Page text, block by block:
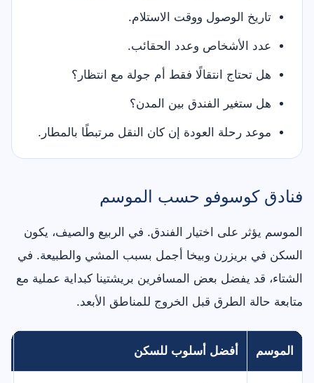
تاريخ الوصول ووقت الاستلام.
عدد الأشخاص وعدد الحقائب.
هل تحتاج انتقالًا فقط أم جولة مع انتظار؟
هل ستغير الفندق بين المدن؟
موعد رحلة العودة إن كان النقل مرتبطًا بالمطار.
فنادق كوسوفو حسب الموسم
الموسم يؤثر على اختيار الفندق. في الربيع والصيف، يكون
السكن في بريزرن وبيخا أجمل بسبب المشي والطبيعة. في
الشتاء، قد يفضل بعض المسافرين بريشتينا كبداية عملية مع
متابعة حالة الطرق قبل الخروج للمناطق الأبعد.
الموسم أفضل أسلوب للسكن